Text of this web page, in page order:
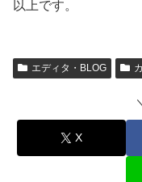
以上です。
エディタ・BLOG
X